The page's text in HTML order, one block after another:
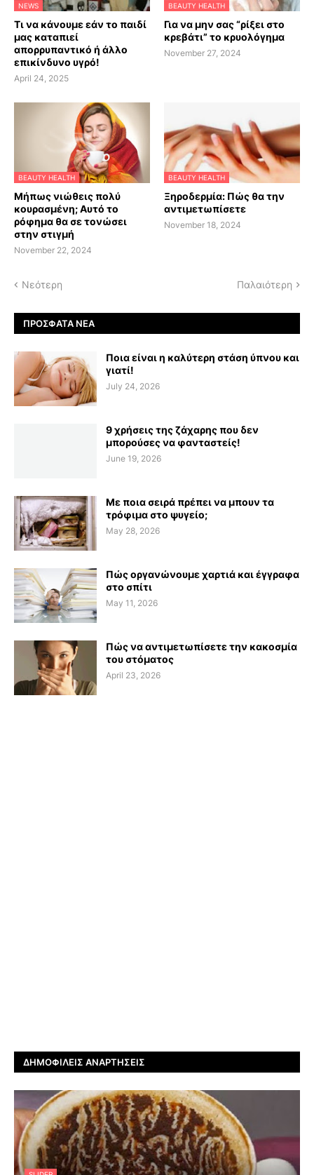
NEWS
Τι να κάνουμε εάν το παιδί
μας καταπιεί
απορρυπαντικό ή άλλο
επικίνδυνο υγρό!
April 24, 2025
BEAUTY HEALTH
Για να μην σας “ρίξει στο
κρεβάτι” το κρυολόγημα
November 27, 2024
BEAUTY HEALTH
Μήπως νιώθεις πολύ
κουρασμένη; Αυτό το
ρόφημα θα σε τονώσει
στην στιγμή
November 22, 2024
BEAUTY HEALTH
Ξηροδερμία: Πώς θα την
αντιμετωπίσετε
November 18, 2024
Νεότερη Παλαιότερη
ΠΡΌΣΦΑΤΑ ΝΈΑ
Ποια είναι η καλύτερη στάση ύπνου και
γιατί!
July 24, 2026
9 χρήσεις της ζάχαρης που δεν
μπορούσες να φανταστείς!
June 19, 2026
Με ποια σειρά πρέπει να μπουν τα
τρόφιμα στο ψυγείο;
May 28, 2026
Πώς οργανώνουμε χαρτιά και έγγραφα
στο σπίτι
May 11, 2026
Πώς να αντιμετωπίσετε την κακοσμία
του στόματος
April 23, 2026
ΔΗΜΟΦΙΛΕΊΣ ΑΝΑΡΤΉΣΕΙΣ